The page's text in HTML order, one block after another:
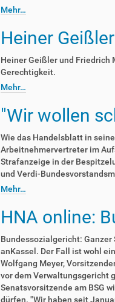
Mehr…
Heiner
Heiner Geißler und Friedrich
Gerechtigkeit.
Mehr…
"Wir wollen
Wie das Handelsblatt in
Arbeitnehmervertreter im
Strafanzeige in der
und Verdi-
Mehr…
HNA online:
Bundessozialgericht:
anKassel. Der Fall ist wohl
Wolfgang Meyer,
vor dem Verwaltungsgericht
Senatsvorsitzende am BSG
dürfen. "Wir haben seit